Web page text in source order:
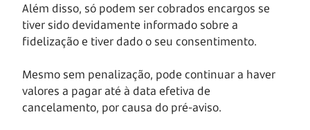
Além disso, só podem ser cobrados encargos se
tiver sido devidamente informado sobre a
fidelização e tiver dado o seu consentimento.
Mesmo sem penalização, pode continuar a haver
valores a pagar até à data efetiva de
cancelamento, por causa do pré-aviso.